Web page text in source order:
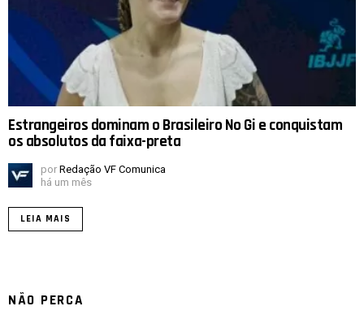
Estrangeiros dominam o Brasileiro No Gi e conquistam
os absolutos da faixa-preta
por Redação VF Comunica
há um mês
LEIA MAIS
NÃO PERCA